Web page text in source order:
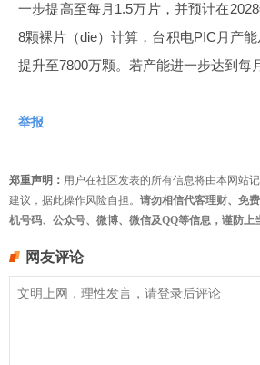
一步提高至每月1.5万片，并预计在
8颗裸片（die）计算，台积电PIC月产
提升至7800万颗。若产能进一步达到每
举报
郑重声明： 用户在社区发表的所有信息将由本网站
建议，据此操作风险自担。 请勿相信代客理财、免
机号码、公众号、微博、微信及QQ等信息，谨防上
网友评论